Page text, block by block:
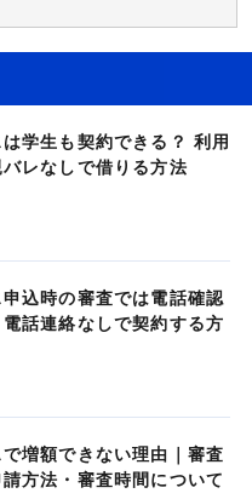
学生も契約できる？ 利用
レなしで借りる方法
込時の審査では電話確認
話連絡なしで契約する方
増額できない理由｜審査
方法・審査時間について